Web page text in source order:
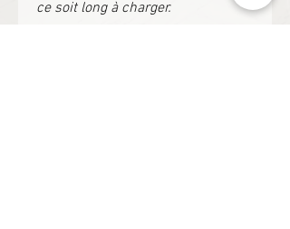
ce soit long à charger.